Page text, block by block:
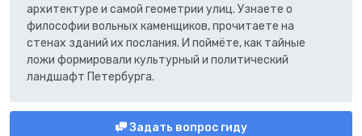
архитектуре и самой геометрии улиц. Узнаете о
философии вольных каменщиков, прочитаете на
стенах зданий их послания. И поймёте, как тайные
ложи формировали культурный и политический
ландшафт Петербурга.
Задать вопрос гиду